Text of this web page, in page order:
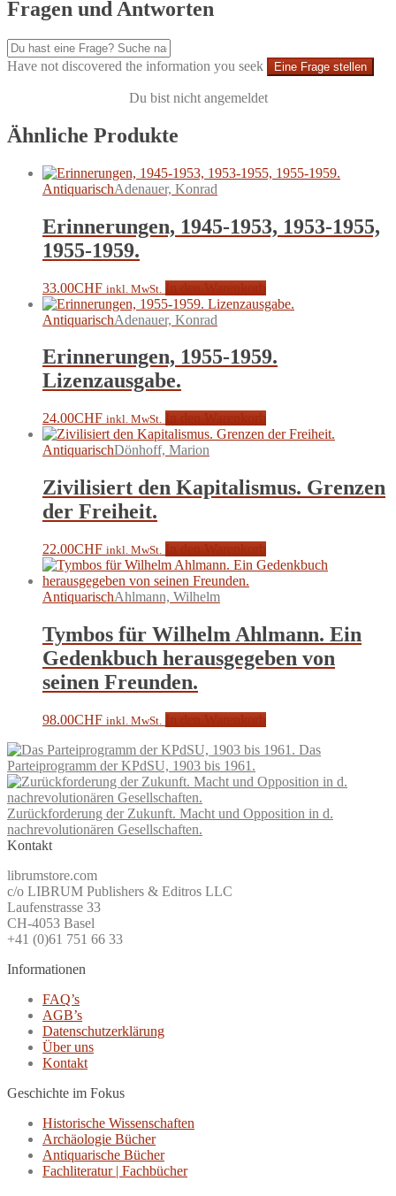
Fragen und Antworten
Have not discovered the information you seek Eine Frage stellen
Du bist nicht angemeldet
Ähnliche Produkte
AntiquarischAdenauer, Konrad
Erinnerungen, 1945-1953, 1953-1955,
1955-1959.
33.00CHF inkl. MwSt.
AntiquarischAdenauer, Konrad
Erinnerungen, 1955-1959.
Lizenzausgabe.
24.00CHF inkl. MwSt.
AntiquarischDönhoff, Marion
Zivilisiert den Kapitalismus. Grenzen
der Freiheit.
22.00CHF inkl. MwSt.
AntiquarischAhlmann, Wilhelm
Tymbos für Wilhelm Ahlmann. Ein
Gedenkbuch herausgegeben von
seinen Freunden.
98.00CHF inkl. MwSt.
Das
Parteiprogramm der KPdSU, 1903 bis 1961.
Zurückforderung der Zukunft. Macht und Opposition in d.
nachrevolutionären Gesellschaften.
Kontakt
librumstore.com
c/o LIBRUM Publishers & Editros LLC
Laufenstrasse 33
CH-4053 Basel
+41 (0)61 751 66 33
Informationen
FAQ’s
AGB’s
Datenschutzerklärung
Über uns
Kontakt
Geschichte im Fokus
Historische Wissenschaften
Archäologie Bücher
Antiquarische Bücher
Fachliteratur | Fachbücher